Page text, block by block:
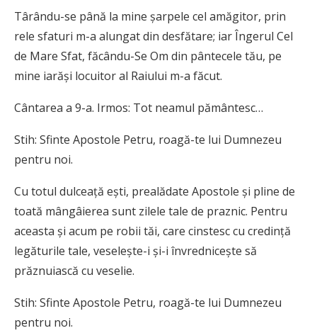
Târându-se până la mine şarpele cel amăgitor, prin
rele sfaturi m-a alungat din desfătare; iar Îngerul Cel
de Mare Sfat, făcându-Se Om din pântecele tău, pe
mine iarăşi locuitor al Raiului m-a făcut.
Cântarea a 9-a. Irmos: Tot neamul pământesc…
Stih: Sfinte Apostole Petru, roagă-te lui Dumnezeu
pentru noi.
Cu totul dulceaţă eşti, prealădate Apostole şi pline de
toată mângâierea sunt zilele tale de praznic. Pentru
aceasta şi acum pe robii tăi, care cinstesc cu credinţă
legăturile tale, veseleşte-i şi-i învredniceşte să
prăznuiască cu veselie.
Stih: Sfinte Apostole Petru, roagă-te lui Dumnezeu
pentru noi.